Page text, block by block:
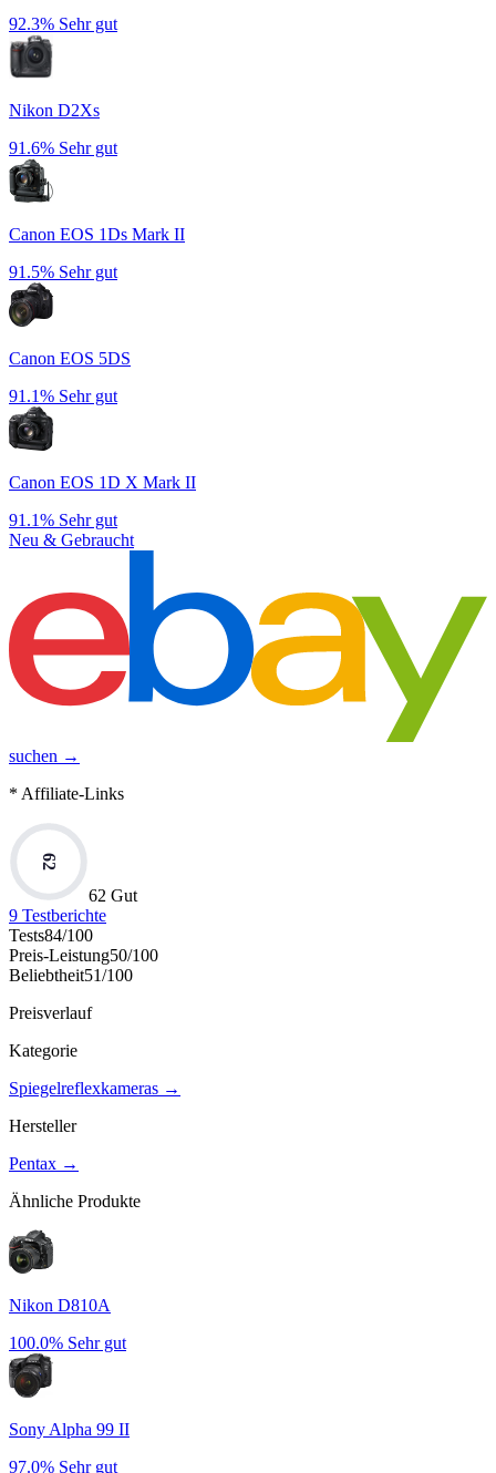
92.3% Sehr gut
Nikon D2Xs
91.6% Sehr gut
Canon EOS 1Ds Mark II
91.5% Sehr gut
Canon EOS 5DS
91.1% Sehr gut
Canon EOS 1D X Mark II
91.1% Sehr gut
Neu & Gebraucht
suchen →
* Affiliate-Links
62
62 Gut
9 Testberichte
Tests84/100
Preis-Leistung50/100
Beliebtheit51/100
Preisverlauf
Kategorie
Spiegelreflexkameras →
Hersteller
Pentax →
Ähnliche Produkte
Nikon D810A
100.0% Sehr gut
Sony Alpha 99 II
97.0% Sehr gut